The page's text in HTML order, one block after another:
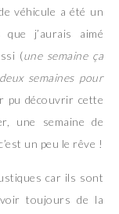
véhicule a été un
j’aurais aimé
(une semaine ça
semaines pour
pu découvrir cette
une semaine de
un peu le rêve !
car ils sont
toujours de la